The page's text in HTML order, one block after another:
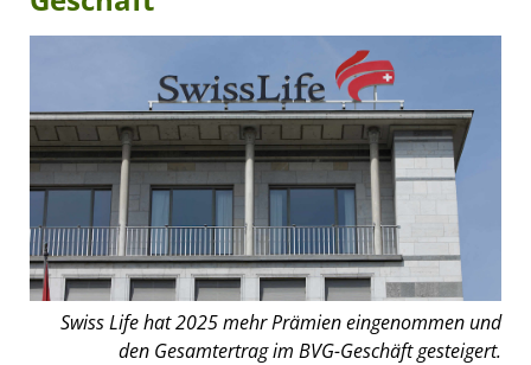
Swiss Life hat 2025 mehr Prämien eingenommen und
den Gesamtertrag im BVG-Geschäft gesteigert.